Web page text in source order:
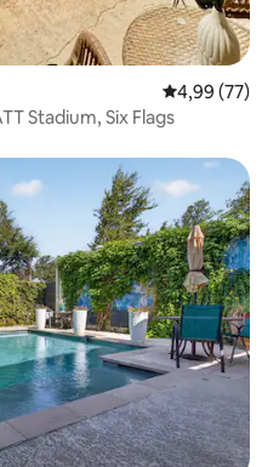
4,99 ud af 5 i
4,99 (77)
Stadium, Six Flags